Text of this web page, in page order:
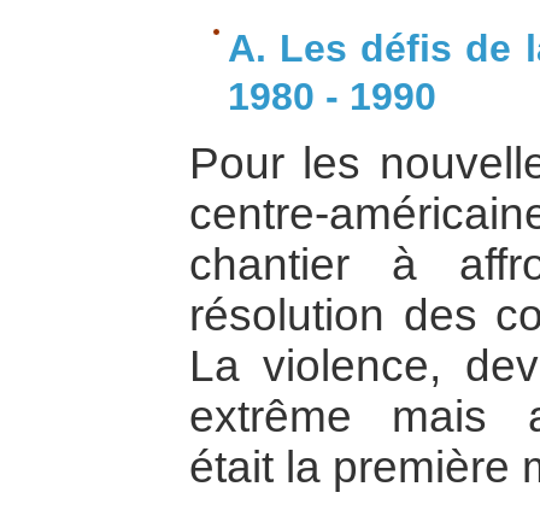
A. Les défis de
1980 - 1990
Pour les
centre-
chantier à
résolution des
La violence,
extrême mais
était la première